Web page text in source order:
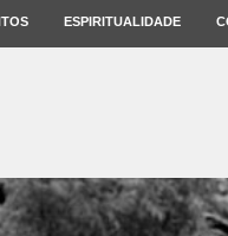
ESPIRITUALIDADE